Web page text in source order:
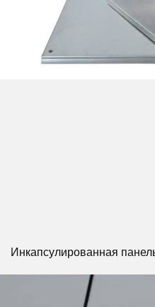
Инкапсулированная